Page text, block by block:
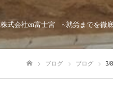
株式会社en富士宮 ~就労までを徹
ブログ ブログ 3/